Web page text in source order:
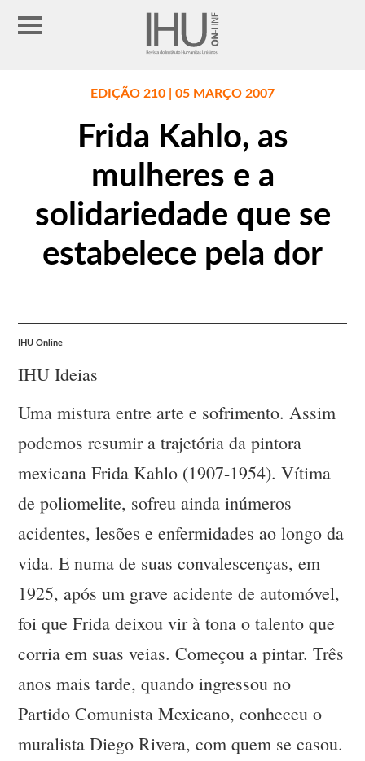
EDIÇÃO 210 | 05 MARÇO 2007
Frida Kahlo, as
mulheres e a
solidariedade que se
estabelece pela dor
IHU Online
IHU Ideias
Uma mistura entre arte e sofrimento. Assim
podemos resumir a trajetória da pintora
mexicana Frida Kahlo (1907-1954). Vítima
de poliomelite, sofreu ainda inúmeros
acidentes, lesões e enfermidades ao longo da
vida. E numa de suas convalescenças, em
1925, após um grave acidente de automóvel,
foi que Frida deixou vir à tona o talento que
corria em suas veias. Começou a pintar. Três
anos mais tarde, quando ingressou no
Partido Comunista Mexicano, conheceu o
muralista Diego Rivera, com quem se casou.